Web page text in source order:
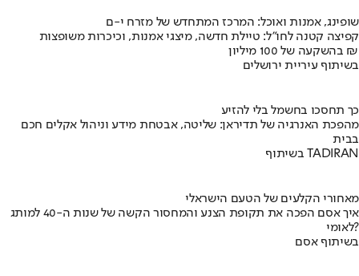
שופינג, אמנות ואוכל: המרכז המתחדש של מזרח י-ם
קפיצה קטנה לחו"ל: טיילת חדשה, מיצגי אמנות, וכיכרות משופצות
בהשקעה של 100 מיליון ₪
בשיתוף עיריית ירושלים
כך תחסכו בחשמל בלי להזיע
מהפכת האנרגיה של תדיראן: שליטה, אבטחת מידע וניהול אקלים חכם
בבית
בשיתוף TADIRAN
מאחורי הקלעים של הטעם הישראלי
איך אסם הפכה את תקופת הצנע והמחסור הקשה של שנות ה-40 למותג
לאומי?
בשיתוף אסם